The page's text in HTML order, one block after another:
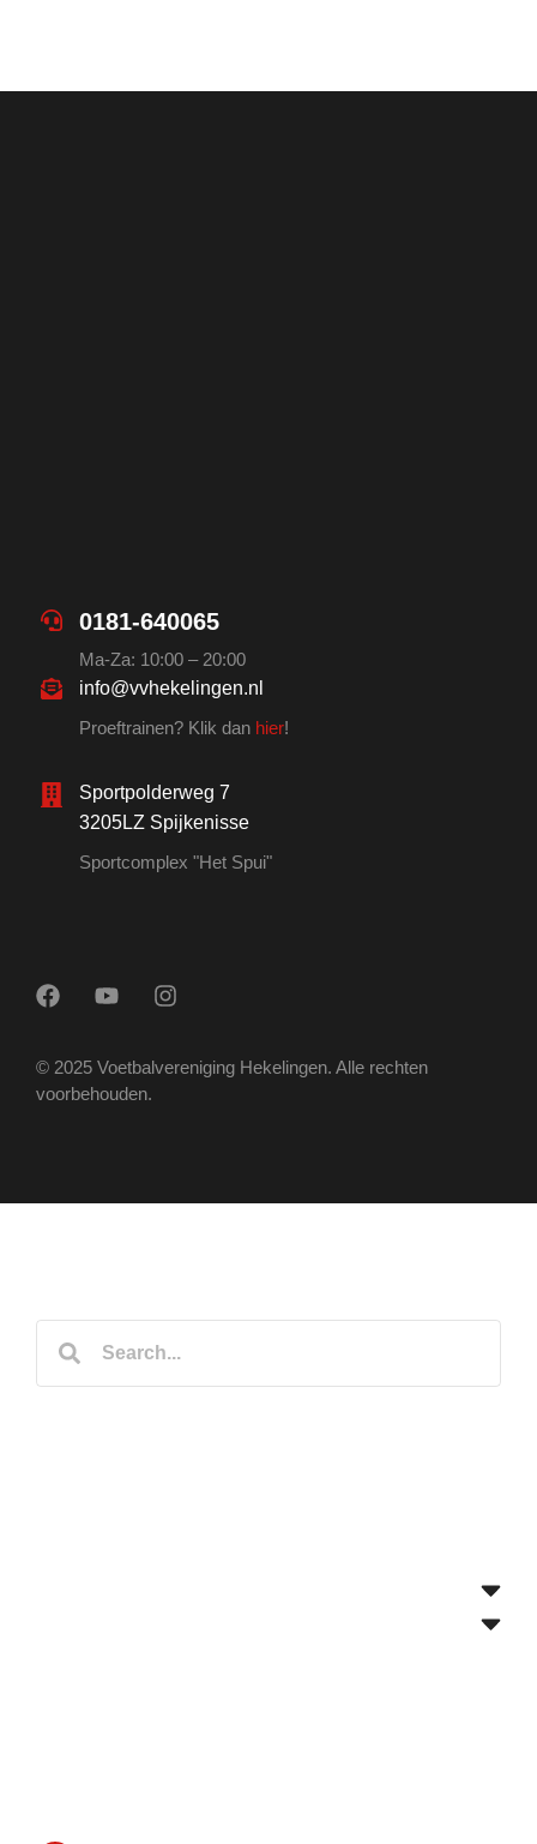
0181-640065
Ma-Za: 10:00 – 20:00
info@vvhekelingen.nl
Proeftrainen? Klik dan hier!
Sportpolderweg 7
3205LZ Spijkenisse
Sportcomplex "Het Spui"
© 2025 Voetbalvereniging Hekelingen. Alle rechten
voorbehouden.